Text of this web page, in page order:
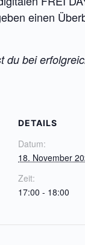
einen
du bei
DETAILS
Datum:
18. November
Zeit:
17:00 - 18:00